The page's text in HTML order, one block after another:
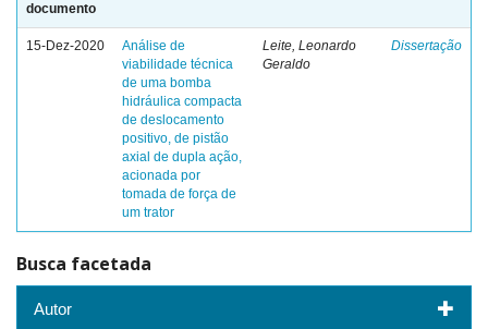
documento
15-Dez-2020
Análise de
viabilidade técnica
de uma bomba
hidráulica compacta
de deslocamento
positivo, de pistão
axial de dupla ação,
acionada por
tomada de força de
um trator
Leite, Leonardo
Geraldo
Dissertação
Busca facetada
Autor